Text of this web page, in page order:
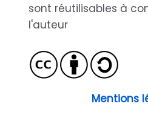
sont réutilisables à
l'auteur
Mentions